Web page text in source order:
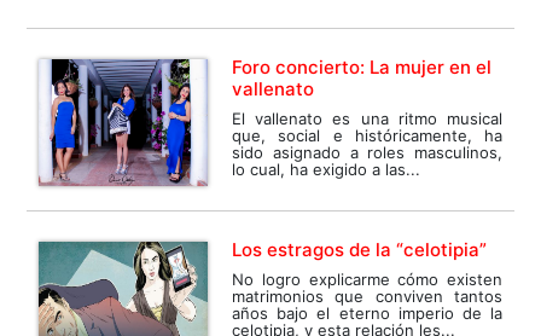
Foro concierto: La mujer en el
vallenato
El vallenato es una ritmo musical
que, social e históricamente, ha
sido asignado a roles masculinos,
lo cual, ha exigido a las...
Los estragos de la “celotipia”
No logro explicarme cómo existen
matrimonios que conviven tantos
años bajo el eterno imperio de la
celotipia, y esta relación les...